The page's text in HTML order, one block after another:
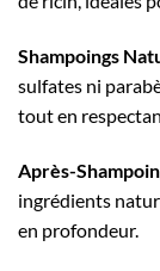
Shampoings
sulfates ni
tout en
Après-
ingrédients
en profondeur.